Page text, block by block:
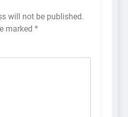
will not be published.
marked *